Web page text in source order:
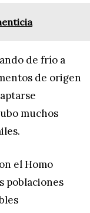
de frío a
de origen
muchos
el Homo
poblaciones